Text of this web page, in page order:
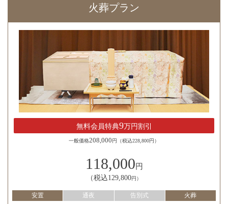
火葬プラン
無料会員特典9万円割引
一般価格208,000円（税込228,800円）
118,000円
（税込129,800円）
安置 通夜 告別式 火葬